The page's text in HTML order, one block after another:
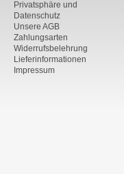
Privatsphäre und
Datenschutz
Unsere AGB
Zahlungsarten
Widerrufsbelehrung
Lieferinformationen
Impressum